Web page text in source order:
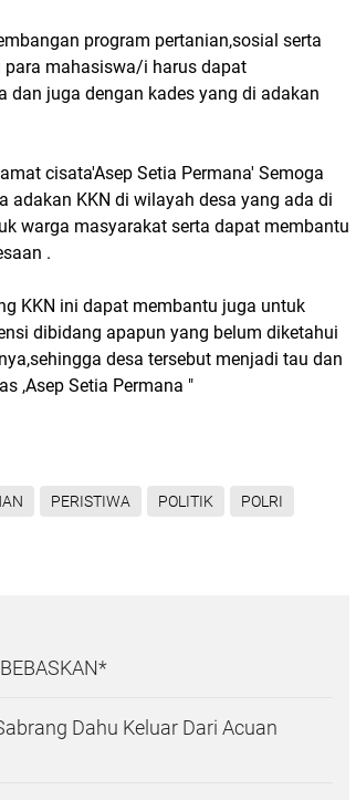
program pertanian,sosial serta
mahasiswa/i harus dapat
dan juga dengan kades yang di adakan
cisata'Asep Setia Permana' Semoga
KKN di wilayah desa yang ada di
warga masyarakat serta dapat membantu
.
KKN ini dapat membantu juga untuk
dibidang apapun yang belum diketahui
desa tersebut menjadi tau dan
,Asep Setia Permana "
PERISTIWA POLITIK POLRI
Dahu Keluar Dari Acuan